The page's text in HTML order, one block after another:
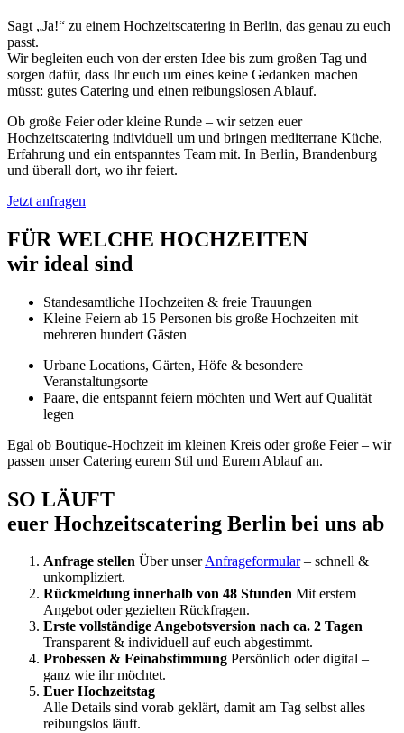
Sagt „Ja!“ zu einem Hochzeitscatering in Berlin, das genau zu euch
passt.
Wir begleiten euch von der ersten Idee bis zum großen Tag und
sorgen dafür, dass Ihr euch um eines keine Gedanken machen
müsst: gutes Catering und einen reibungslosen Ablauf.
Ob große Feier oder kleine Runde – wir setzen euer
Hochzeitscatering individuell um und bringen mediterrane Küche,
Erfahrung und ein entspanntes Team mit. In Berlin, Brandenburg
und überall dort, wo ihr feiert.
Jetzt anfragen
FÜR WELCHE HOCHZEITEN
wir ideal sind
Standesamtliche Hochzeiten & freie Trauungen
Kleine Feiern ab 15 Personen bis große Hochzeiten mit
mehreren hundert Gästen
Urbane Locations, Gärten, Höfe & besondere
Veranstaltungsorte
Paare, die entspannt feiern möchten und Wert auf Qualität
legen
Egal ob Boutique-Hochzeit im kleinen Kreis oder große Feier – wir
passen unser Catering eurem Stil und Eurem Ablauf an.
SO LÄUFT
euer Hochzeitscatering Berlin bei uns ab
Anfrage stellen Über unserAnfrageformular– schnell &
unkompliziert.
Rückmeldung innerhalb von 48 Stunden Mit erstem
Angebot oder gezielten Rückfragen.
Erste vollständige Angebotsversion nach ca. 2 Tagen
Transparent & individuell auf euch abgestimmt.
Probessen & Feinabstimmung Persönlich oder digital –
ganz wie ihr möchtet.
Euer Hochzeitstag
Alle Details sind vorab geklärt, damit am Tag selbst alles
reibungslos läuft.